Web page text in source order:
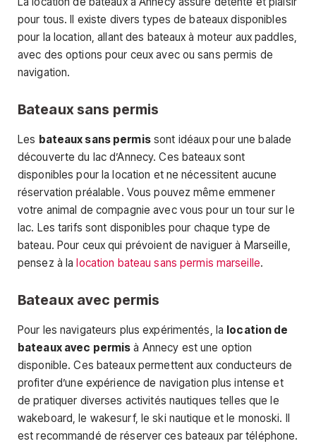
pour tous. Il existe divers types de bateaux disponibles
pour la location, allant des bateaux à moteur aux paddles,
avec des options pour ceux avec ou sans permis de
navigation.
Bateaux sans permis
Les bateaux sans permissont idéaux pour une balade
découverte du lac d’Annecy. Ces bateaux sont
disponibles pour la location et ne nécessitent aucune
réservation préalable. Vous pouvez même emmener
votre animal de compagnie avec vous pour un tour sur le
lac. Les tarifs sont disponibles pour chaque type de
bateau. Pour ceux qui prévoient de naviguer à Marseille,
pensez à lalocation bateau sans permis marseille.
Bateaux avec permis
Pour les navigateurs plus expérimentés, la location de
bateaux avec permis à Annecy est une option
disponible. Ces bateaux permettent aux conducteurs de
profiter d’une expérience de navigation plus intense et
de pratiquer diverses activités nautiques telles que le
wakeboard, le wakesurf, le ski nautique et le monoski. Il
est recommandé de réserver ces bateaux par téléphone.